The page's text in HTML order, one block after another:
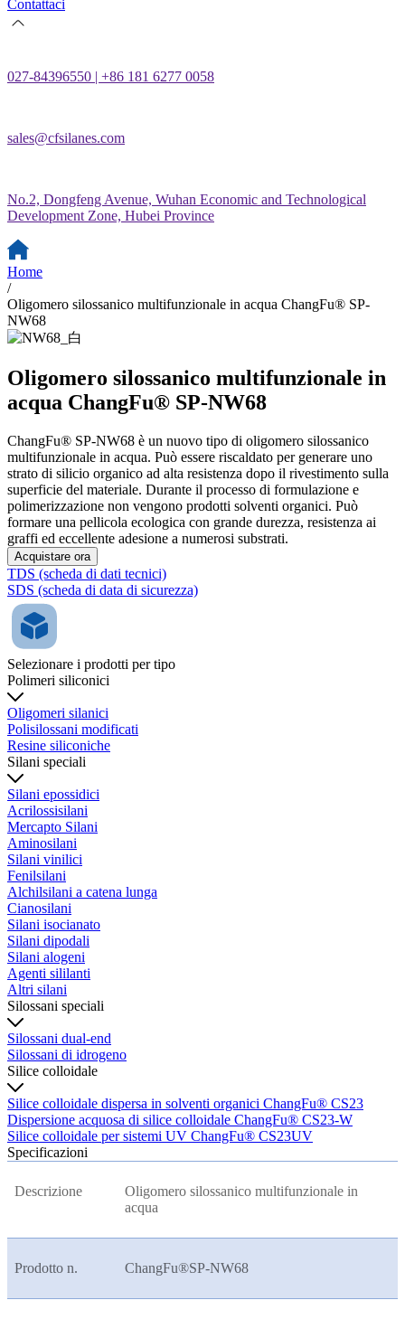
Contattaci
027-84396550 | +86 181 6277 0058
sales@cfsilanes.com
No.2, Dongfeng Avenue, Wuhan Economic and Technological
Development Zone, Hubei Province
Home
/
Oligomero silossanico multifunzionale in acqua ChangFu® SP-
NW68
Oligomero silossanico multifunzionale in
acqua ChangFu® SP-NW68
ChangFu® SP-NW68 è un nuovo tipo di oligomero silossanico
multifunzionale in acqua. Può essere riscaldato per generare uno
strato di silicio organico ad alta resistenza dopo il rivestimento sulla
superficie del materiale. Durante il processo di formulazione e
polimerizzazione non vengono prodotti solventi organici. Può
formare una pellicola ecologica con grande durezza, resistenza ai
graffi ed eccellente adesione a numerosi substrati.
Acquistare ora
TDS (scheda di dati tecnici)
SDS (scheda di data di sicurezza)
Selezionare i prodotti per tipo
Polimeri siliconici
Oligomeri silanici
Polisilossani modificati
Resine siliconiche
Silani speciali
Silani epossidici
Acrilossisilani
Mercapto Silani
Aminosilani
Silani vinilici
Fenilsilani
Alchilsilani a catena lunga
Cianosilani
Silani isocianato
Silani dipodali
Silani alogeni
Agenti sililanti
Altri silani
Silossani speciali
Silossani dual-end
Silossani di idrogeno
Silice colloidale
Silice colloidale dispersa in solventi organici ChangFu® CS23
Dispersione acquosa di silice colloidale ChangFu® CS23-W
Silice colloidale per sistemi UV ChangFu® CS23UV
Specificazioni
Descrizione
Oligomero silossanico multifunzionale in
acqua
Prodotto n. ChangFu®SP-NW68